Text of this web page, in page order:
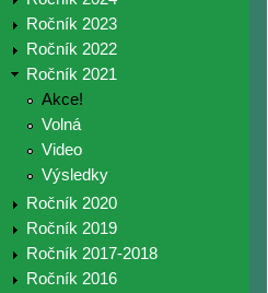
Ročník 2023
Ročník 2022
Ročník 2021
Akce!
Volná
Video
Výsledky
Ročník 2020
Ročník 2019
Ročník 2017-2018
Ročník 2016